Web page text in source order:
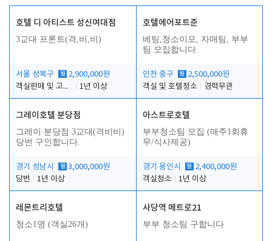
호텔 디 아티스트 성신여대점
3교대 프론트(격,비,비)
서울 성북구 월 2,900,000원
객실판매 및 고객응대
1년 이상
호텔에어포트준
베팅,청소이모, 자매팀, 부부
팀 모집합니다.
인천 중구 월 2,500,000원
객실 및 호텔청소
경력무관
그레이호텔 분당점
그레이 분당점 3교대(격비비)
당번 구인합니다.
경기 성남시 월 3,000,000원
당번
1년 이상
아스트로호텔
부부청소팀 모집 (매주1회휴
무/식사제공)
경기 용인시 월 2,400,000원
객실청소
1년 이상
레몬트리호텔
청소1명 (객실26개)
사당역 메트로21
부부 청소팀 구합니다